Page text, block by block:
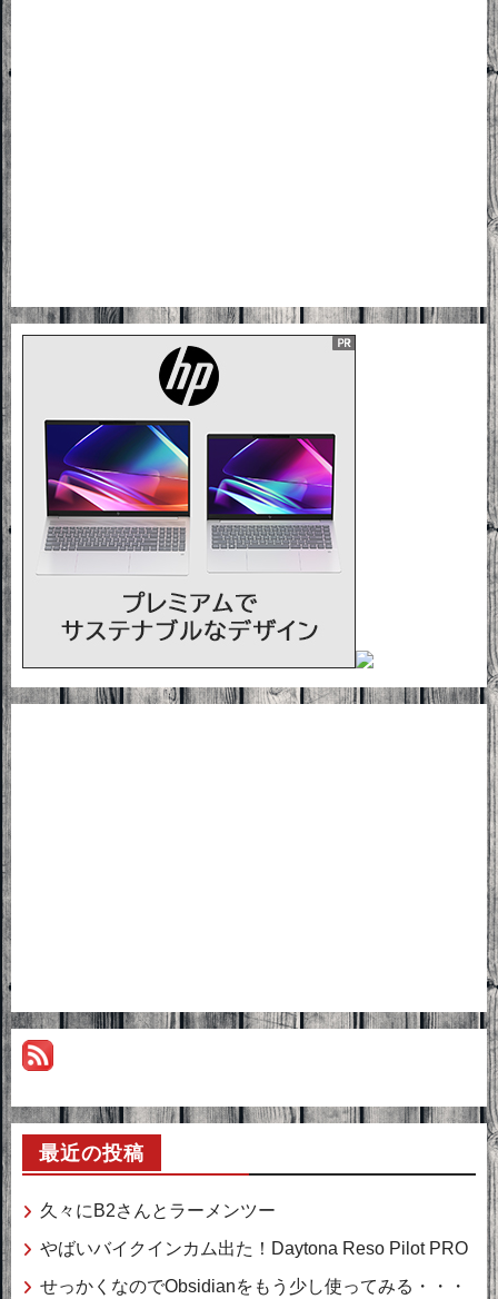
最近の投稿
久々にB2さんとラーメンツー
やばいバイクインカム出た！Daytona Reso Pilot PRO
せっかくなのでObsidianをもう少し使ってみる・・・